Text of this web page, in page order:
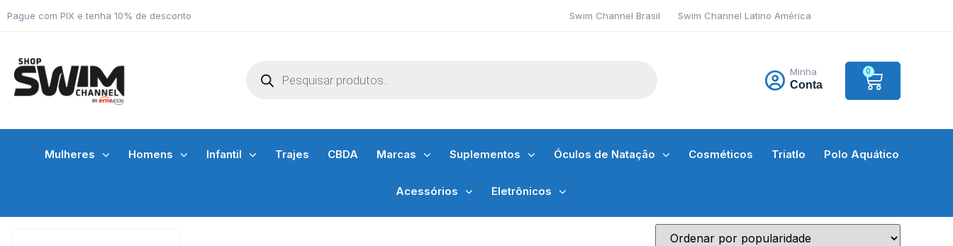
Pague com PIX e tenha 10% de desconto Swim Channel Brasil Swim Channel Latino América
Minha
Conta
0
Mulheres Homens Infantil Trajes CBDA Marcas Suplementos Óculos de Natação Cosméticos Triatlo Polo Aquático
Acessórios Eletrônicos